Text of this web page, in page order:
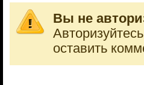
Вы не
оставить